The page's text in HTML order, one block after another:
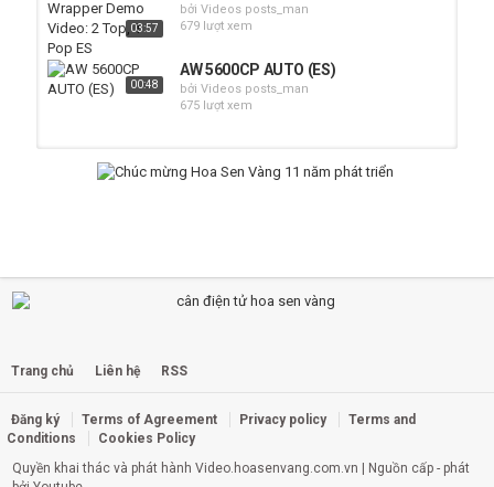
03:57
bởi Videos posts_man
679 lượt xem
00:48
AW 5600CP AUTO (ES)
bởi Videos posts_man
675 lượt xem
MC Series - Auto Centering Pan
Conveyor Modules
bởi Videos posts_man
01:10
Semi-auto Filling Machine - Coffee
bởi Videos posts_man
319 lượt xem
880 Auto Wrapper Changing Film
Trang chủ Liên hệ RSS
Đăng ký Terms of Agreement Privacy policy
Terms and
Conditions
Cookies Policy
Quyền khai thác và phát hành Video.hoasenvang.com.vn | Nguồn cấp - phát